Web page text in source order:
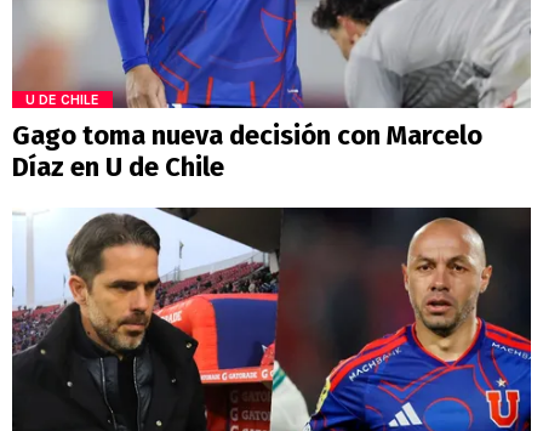
U DE CHILE
Gago toma nueva decisión con Marcelo
Díaz en U de Chile